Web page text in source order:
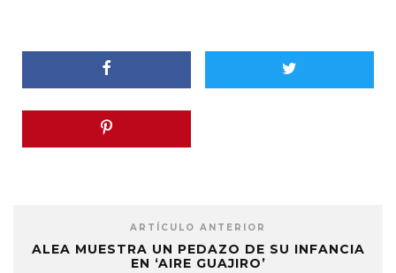
ARTÍCULO ANTERIOR
ALEA MUESTRA UN PEDAZO DE SU INFANCIA
EN ‘AIRE GUAJIRO’